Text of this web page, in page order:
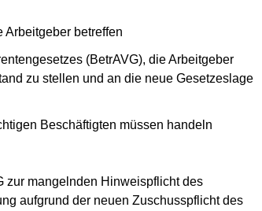
betreffen
(BetrAVG), die Arbeitgeber
zu stellen und an die neue Gesetzeslage
Beschäftigten müssen handeln
zur mangelnden Hinweispflicht des
aufgrund der neuen Zuschusspflicht des